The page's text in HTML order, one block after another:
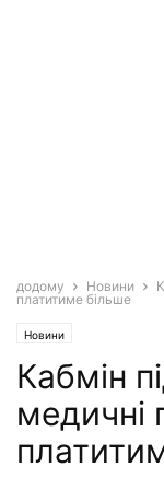
додому Новини
платитиме більше
Новини
Кабмін
медичні